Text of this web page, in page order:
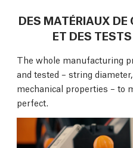
DES MATÉRIAUX DE
ET DES
The whole manufacturing
and tested – string
mechanical properties – to
perfect.